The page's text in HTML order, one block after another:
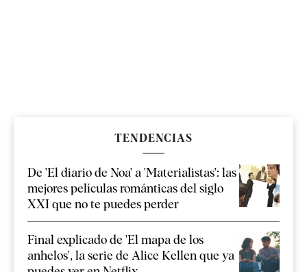
TENDENCIAS
De 'El diario de Noa' a 'Materialistas': las
mejores películas románticas del siglo
XXI que no te puedes perder
Final explicado de 'El mapa de los
anhelos', la serie de Alice Kellen que ya